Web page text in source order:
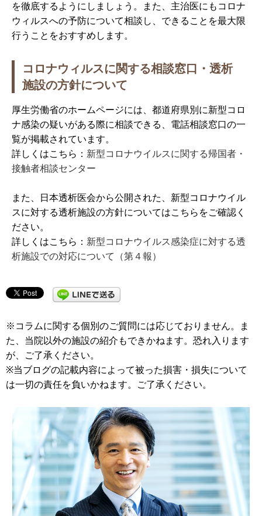
を徹底するようにしましょう。また、主治医にもコロナ
ウィルスへの予防について相談し、できることを最大限
行うことをおすすめします。
コロナウィルスに関する相談窓口・透析
施設の方針について
厚生労働省のホームページには、都道府県別に新型コロ
ナ感染の疑いがある際に相談できる、電話相談窓口の一
覧が掲載されています。
詳しくはこちら： 新型コロナウイルスに関する帰国者・
接触者相談センター
また、日本透析医会から公開された、新型コロナウイル
スに対する透析施設の方針についてはこちらをご確認く
ださい。
詳しくはこちら： 新型コロナウイルス感染症に対する透
析施設での対応について（第４報）
※コラムに関する個別のご質問には応じておりません。ま
た、当院以外の施設の紹介もできかねます。恐れ入ります
が、ご了承ください。
※当ブログの記載内容によって被った損害・損失について
は一切の責任を負いかねます。ご了承ください。